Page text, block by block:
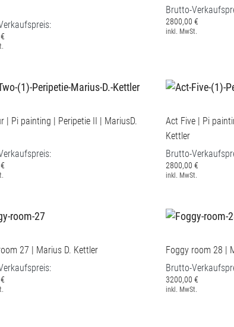
Brutto-
2800,00 €
inkl. MwSt.
| Pi painting | Peripetie II | MariusD.
Act Five | Pi
Kettler
Brutto-
2800,00 €
inkl. MwSt.
27 | Marius D. Kettler
Foggy room 28 |
Brutto-
3200,00 €
inkl. MwSt.